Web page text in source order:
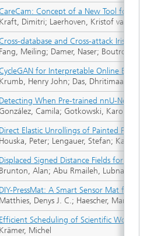
Concept of a New Tool for
Kraft, Dimitri; Laerhoven, Kristof van;
database and Cross-attack Iris
Fang, Meiling; Damer, Naser; Boutros,
for Interpretable Online EMT
Krumb, Henry John; Das, Dhritimaan;
Detecting When Pre-trained nnU-Net
González, Camila; Gotkowski, Karol;
Direct Elastic Unrollings of Painted Pottery
Houska, Peter; Lengauer, Stefan; Karl,
Displaced Signed Distance Fields for
Brunton, Alan; Abu Rmaileh, Lubna
DIY-PressMat: A Smart Sensor Mat for
Matthies, Denys J. C.; Haescher, Marian;
Efficient Scheduling of Scientific Workflow
Krämer, Michel